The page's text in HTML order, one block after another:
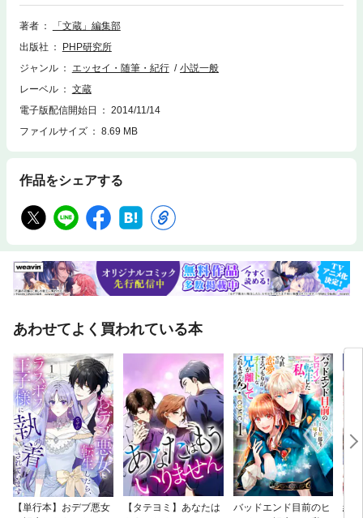
葉から見えてくる“人生の機微”】斎藤明美 高峰秀子が遺した言葉（1）
「災難です、災難！ 大災難」 【戦国時代が舞台の好評連載小説】中村彰
信松尼は自ら生計を立てることを模索し始める。火坂雅志 鳴動 その
五 鬼神の如く 85 「狙うは、徳川内府の首級のみぞ」 左近は三十余
也 ロング・ロング・ホリディ 4荒山 徹 開戦二十年前 その二 白村
江 5あさのあつこ 当世侠娘物語 ガールズ・ストーリー決意篇 12柴田よ
載エッセイ】北大路公子 天から与えられた使命 私のことはほっといて
著者
「文蔵」編集部
出版社
PHP研究所
ジャンル
エッセイ・随筆・紀行
小説一般
レーベル
文蔵
電子版配信開始日
2014/11/14
ファイルサイズ
8.69 MB
作品をシェアする
あわせてよく買われている本
【単行本】おデブ悪女
【タテヨミ】あなたは
バッドエンド目前のヒ
結